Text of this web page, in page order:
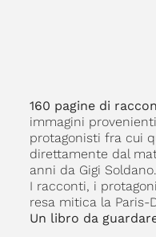
160 pagine di
immagini
protagonisti fra cui
direttamente dal
anni da Gigi Soldano.
I racconti, i
resa mitica la Paris-
Un libro da